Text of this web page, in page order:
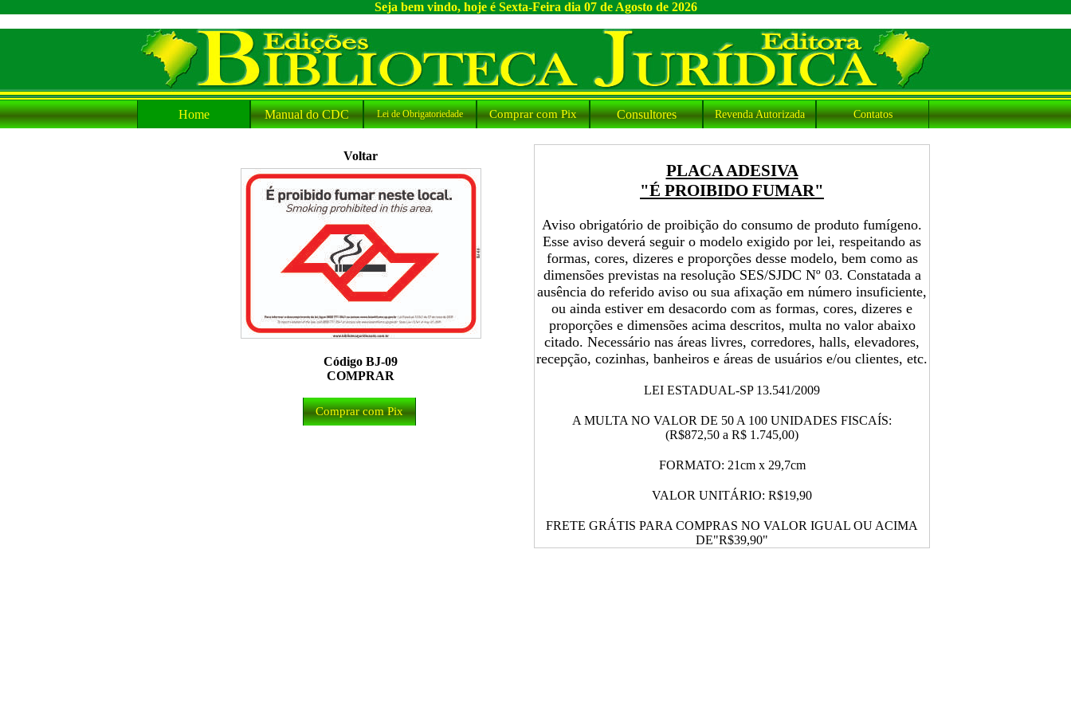
Seja bem vindo, hoje é Sexta-Feira dia 07 de Agosto de 2026
Home Manual do CDC Lei de Obrigatoriedade Comprar com Pix Consultores Revenda Autorizada Contatos
Voltar
Código BJ-09
COMPRAR
Comprar com Pix
PLACA ADESIVA
"É PROIBIDO FUMAR"
Aviso obrigatório de proibição do consumo de produto fumígeno.
Esse aviso deverá seguir o modelo exigido por lei, respeitando as
formas, cores, dizeres e proporções desse modelo, bem como as
dimensões previstas na resolução SES/SJDC Nº 03. Constatada a
ausência do referido aviso ou sua afixação em número insuficiente,
ou ainda estiver em desacordo com as formas, cores, dizeres e
proporções e dimensões acima descritos, multa no valor abaixo
citado. Necessário nas áreas livres, corredores, halls, elevadores,
recepção, cozinhas, banheiros e áreas de usuários e/ou clientes, etc.
LEI ESTADUAL-SP 13.541/2009
A MULTA NO VALOR DE 50 A 100 UNIDADES FISCAÍS:
(R$872,50 a R$ 1.745,00)
FORMATO: 21cm x 29,7cm
VALOR UNITÁRIO: R$19,90
FRETE GRÁTIS PARA COMPRAS NO VALOR IGUAL OU ACIMA
DE"R$39,90"